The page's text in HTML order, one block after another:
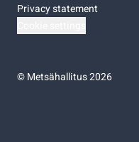
Privacy statement
©Metsähallitus 2026